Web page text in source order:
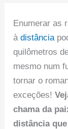
Enumerar as
àdistância
quilômetros
mesmo num
tornar o
exceções!
chama da
distância